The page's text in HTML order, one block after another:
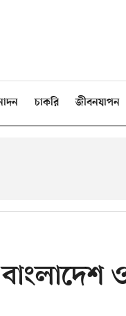
চাকরি জীবনযাপন